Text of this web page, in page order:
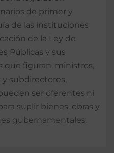
de primer y
de las instituciones
de la Ley de
Públicas y sus
que figuran, ministros,
subdirectores,
ser oferentes ni
suplir bienes, obras y
gubernamentales.